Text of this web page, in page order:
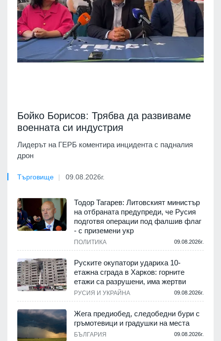
Бойко Борисов: Трябва да развиваме
военната си индустрия
Лидерът на ГЕРБ коментира инцидента с падналия
дрон
Търговище 09.08.2026г.
Тодор Тагарев: Литовският министър
на отбраната предупреди, че Русия
подготвя операции под фалшив флаг
- с приземени укр
ПОЛИТИКА 09.08.2026г.
Руските окупатори удариха 10-
етажна сграда в Харков: горните
етажи са разрушени, има жертви
РУСИЯ И УКРАЙНА 09.08.2026г.
Жега предиобед, следобедни бури с
гръмотевици и градушки на места
БЪЛГАРИЯ 09.08.2026г.